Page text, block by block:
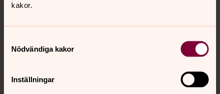
kakor.
Nödvändiga kakor
Inställningar
Hitta snabbt